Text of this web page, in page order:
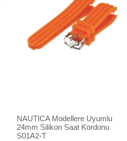
NAUTICA Modellere Uyumlu
24mm Silikon Saat Kordonu
S01A2-T